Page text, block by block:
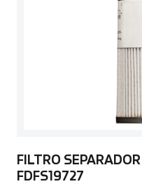
FILTRO
FDFS19727